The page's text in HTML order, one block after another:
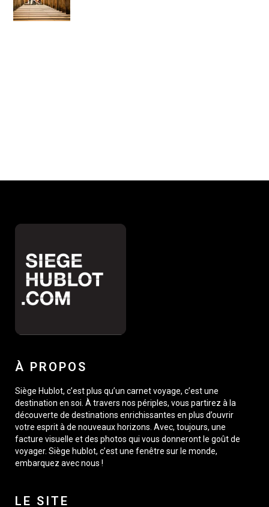
À PROPOS
Siège Hublot, c’est plus qu’un carnet voyage, c’est une
destination en soi. À travers nos périples, vous partirez à la
découverte de destinations enrichissantes en plus d’ouvrir
votre esprit à de nouveaux horizons. Avec, toujours, une
facture visuelle et des photos qui vous donneront le goût de
voyager. Siège hublot, c’est une fenêtre sur le monde,
embarquez avec nous !
LE SITE